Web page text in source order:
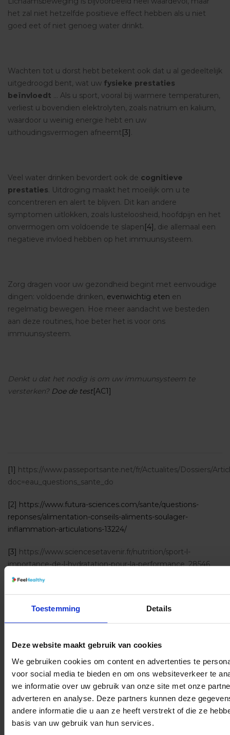
Toestemming Details
Deze website maakt gebruik van cookies
We gebruiken cookies om content en advertenties te
voor social media te bieden en om ons websiteverkeer te
we informatie over uw gebruik van onze site met onze
adverteren en analyse. Deze partners kunnen deze
andere informatie die u aan ze heeft verstrekt of die ze
basis van uw gebruik van hun services.
het zal niet hetzelfde positieve effect hebben als u niet
goed eet of niet genoeg water drinkt.
Wachten tot u dorst hebt betekent ook dat u al gedeeltelijk
uitgedroogd bent, wat uw fysieke prestaties
beïnvloedt ... Als u sport, vooral bij warmere temperaturen,
verliest u bovendien elektrolyten, zoals natrium en kalium,
waardoor u weinig energie hebt en uw
uithoudingsvermogen afneemt[3].
Veel water drinken bevordert ook de cognitieve
prestaties. Uitdroging maakt het moeilijk om u te
concentreren en alert te blijven. Dit kan andere
symptomen uitlokken, zoals lusteloosheid, hoofdpijn en het
onvermogen om voldoende te slapen[4], die allemaal een
negatieve invloed hebben op het immuunsysteem.
Zorg dragen voor uw gezondheid begint met eenvoudige
dingen: voldoende drinken, evenwichtig eten en
regelmatig bewegen. Hoe meer aandacht we besteden
aan deze routines, hoe beter het is voor ons
immuunsysteem.
Denkt u dat het nodig is om uw immuunsysteem te
versterken? Doe de test[AC1]
[1] https://www.passeportsante.net/fr/Actualites/Dossiers/
doc=eau_questions_sante_do
[2] https://www.futura-sciences.com/sante/questions-
reponses/alimentation-conseils-aliments-soulager-
inflammation-articulations-13224/
[3] https://www.sciencesetavenir.fr/nutrition/sport-l-
importance-de-l-hydratation-pour-la-performance_28546
et-fonctions-cognitives/
[AC1]Before distribution, please forward us the test. You
can't 'diagnose' based on a test. If so, the test needs to be
deleted (FR-version as well).